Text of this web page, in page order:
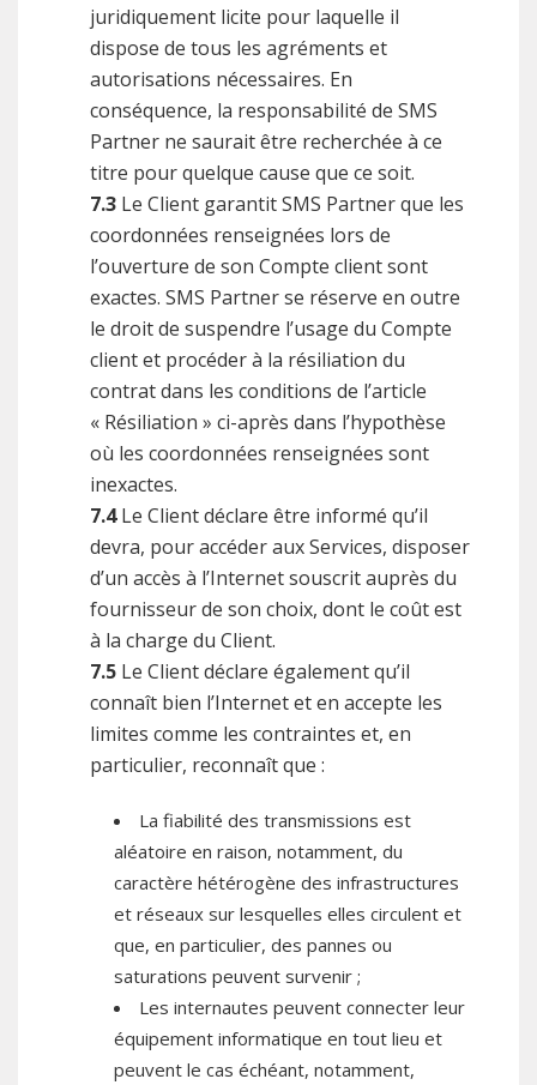
juridiquement licite pour laquelle il
dispose de tous les agréments et
autorisations nécessaires. En
conséquence, la responsabilité de SMS
Partner ne saurait être recherchée à ce
titre pour quelque cause que ce soit.
7.3 Le Client garantit SMS Partner que les
coordonnées renseignées lors de
l’ouverture de son Compte client sont
exactes. SMS Partner se réserve en outre
le droit de suspendre l’usage du Compte
client et procéder à la résiliation du
contrat dans les conditions de l’article
« Résiliation » ci-après dans l’hypothèse
où les coordonnées renseignées sont
inexactes.
7.4Le Client déclare être informé qu’il
devra, pour accéder aux Services, disposer
d’un accès à l’Internet souscrit auprès du
fournisseur de son choix, dont le coût est
à la charge du Client.
7.5 Le Client déclare également qu’il
connaît bien l’Internet et en accepte les
limites comme les contraintes et, en
particulier, reconnaît que :
La fiabilité des transmissions est
aléatoire en raison, notamment, du
caractère hétérogène des infrastructures
et réseaux sur lesquelles elles circulent et
que, en particulier, des pannes ou
saturations peuvent survenir ;
Les internautes peuvent connecter leur
équipement informatique en tout lieu et
peuvent le cas échéant, notamment,